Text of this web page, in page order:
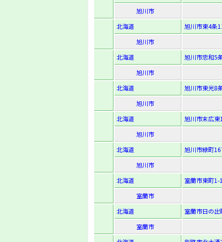
旭川市
北海道
旭川市東4条
旭川市
北海道
旭川市忠和5
旭川市
北海道
旭川市東光8
旭川市
北海道
旭川市末広
旭川市
北海道
旭川市緑町
旭川市
北海道
室蘭市東町1-
室蘭市
北海道
室蘭市日の
室蘭市